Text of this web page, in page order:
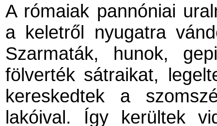
A rómaiak pannóniai
a keletről nyugatra
Szarmaták, hunok,
fölverték sátraikat,
kereskedtek a
lakóival. Így kerültek